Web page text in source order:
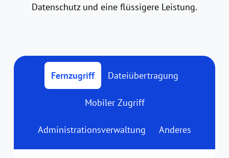
Datenschutz und eine flüssigere Leistung.
Fernzugriff Dateiübertragung
Mobiler Zugriff
Administrationsverwaltung Anderes